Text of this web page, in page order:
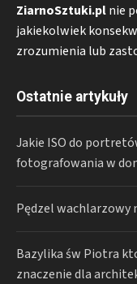
ZiarnoSztuki.plnie
jakiekolwiek
zrozumienia lub
Ostatnie artykuły
Jakie ISO do
fotografowania w
Pędzel wachlarzowy
Bazylika św Piotra
znaczenie dla